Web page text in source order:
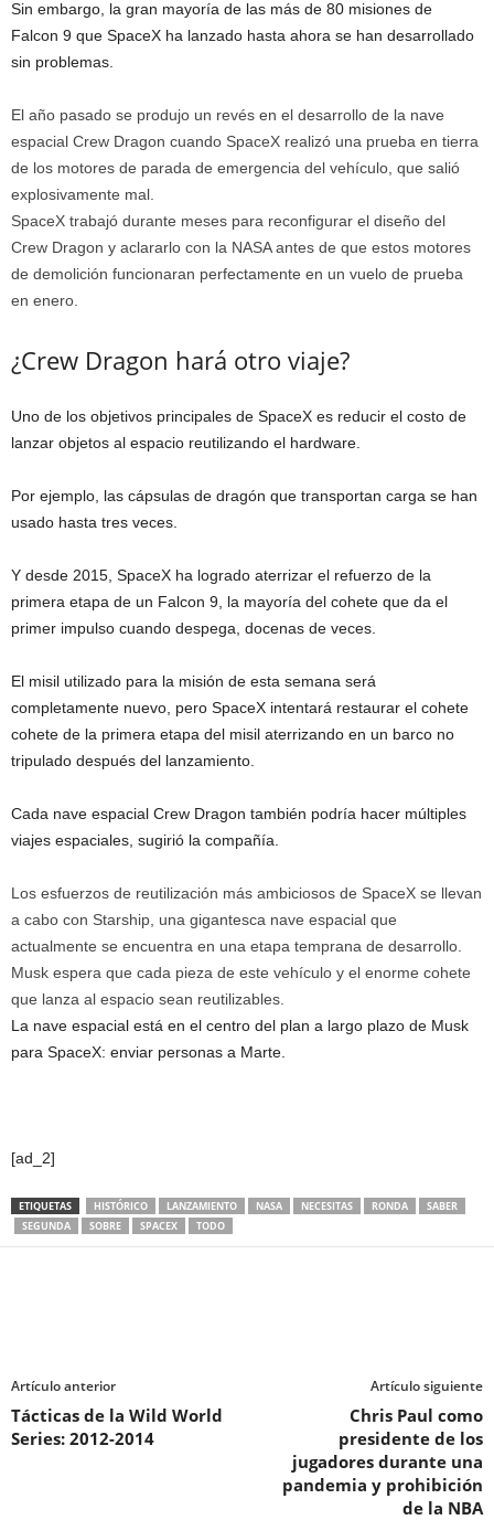
Sin embargo, la gran mayoría de las más de 80 misiones de
Falcon 9 que SpaceX ha lanzado hasta ahora se han desarrollado
sin problemas.
El año pasado se produjo un revés en el desarrollo de la nave
espacial Crew Dragon cuando SpaceX realizó una prueba en tierra
de los motores de parada de emergencia del vehículo, que salió
explosivamente mal.
SpaceX trabajó durante meses para reconfigurar el diseño del
Crew Dragon y aclararlo con la NASA antes de que estos motores
de demolición funcionaran perfectamente en un vuelo de prueba
en enero.
¿Crew Dragon hará otro viaje?
Uno de los objetivos principales de SpaceX es reducir el costo de
lanzar objetos al espacio reutilizando el hardware.
Por ejemplo, las cápsulas de dragón que transportan carga se han
usado hasta tres veces.
Y desde 2015, SpaceX ha logrado aterrizar el refuerzo de la
primera etapa de un Falcon 9, la mayoría del cohete que da el
primer impulso cuando despega, docenas de veces.
El misil utilizado para la misión de esta semana será
completamente nuevo, pero SpaceX intentará restaurar el cohete
cohete de la primera etapa del misil aterrizando en un barco no
tripulado después del lanzamiento.
Cada nave espacial Crew Dragon también podría hacer múltiples
viajes espaciales, sugirió la compañía.
Los esfuerzos de reutilización más ambiciosos de SpaceX se llevan
a cabo con Starship, una gigantesca nave espacial que
actualmente se encuentra en una etapa temprana de desarrollo.
Musk espera que cada pieza de este vehículo y el enorme cohete
que lanza al espacio sean reutilizables.
La nave espacial está en el centro del plan a largo plazo de Musk
para SpaceX: enviar personas a Marte.
[ad_2]
ETIQUETAS HISTÓRICO LANZAMIENTO NASA NECESITAS RONDA
SABER
SEGUNDA
SOBRE SPACEX TODO
Artículo anterior
Tácticas de la Wild World
Series: 2012-2014
Artículo siguiente
Chris Paul como
presidente de los
jugadores durante una
pandemia y prohibición
de la NBA